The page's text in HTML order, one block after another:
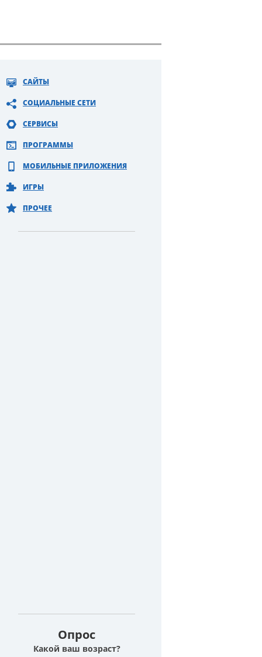
САЙТЫ
СОЦИАЛЬНЫЕ СЕТИ
СЕРВИСЫ
ПРОГРАММЫ
МОБИЛЬНЫЕ ПРИЛОЖЕНИЯ
ИГРЫ
ПРОЧЕЕ
Опрос
Какой ваш возраст?